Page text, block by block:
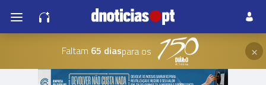
Faltam 65 diaspara os ×